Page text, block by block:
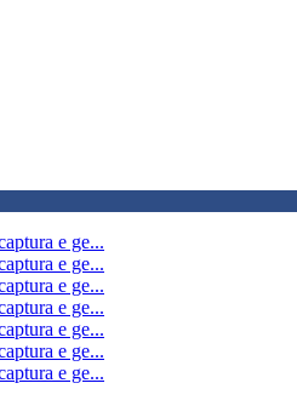
e ge...
e ge...
e ge...
e ge...
e ge...
e ge...
e ge...